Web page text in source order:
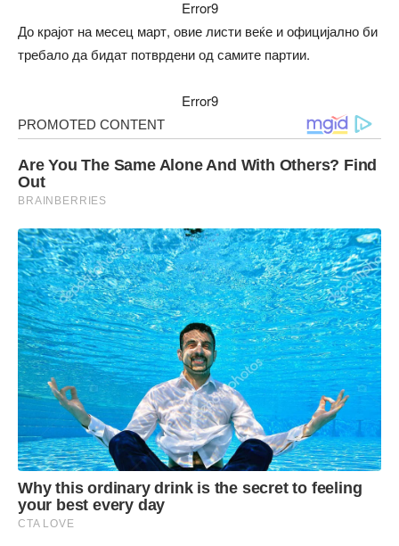
Error9
До крајот на месец март, овие листи веќе и официјално би
требало да бидат потврдени од самите партии.
Error9